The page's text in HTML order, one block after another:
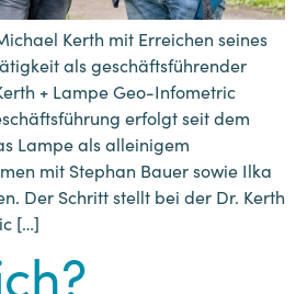
Kerth mit Erreichen seines
als geschäftsführender
+ Lampe Geo-Infometric
erfolgt seit dem
Lampe als alleinigem
mit Stephan Bauer sowie Ilka
Der Schritt stellt bei der Dr. Kerth
[…]